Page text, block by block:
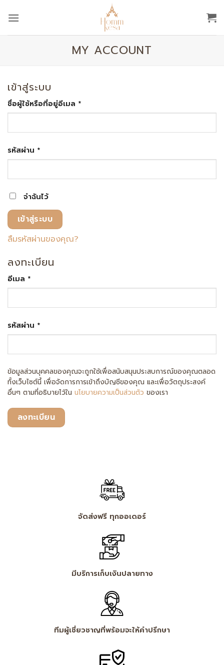
MY ACCOUNT
เข้าสู่ระบบ
ชื่อผู้ใช้หรือที่อยู่อีเมล *ต้องการ
รหัสผ่าน *ต้องการ
จำฉันไว้
เข้าสู่ระบบ
ลืมรหัสผ่านของคุณ?
ลงทะเบียน
อีเมล *ต้องการ
รหัสผ่าน *ต้องการ
ข้อมูลส่วนบุคคลของคุณจะถูกใช้เพื่อสนับสนุนประสบการณ์ของคุณตลอด
ทั้งเว็บไซต์นี้ เพื่อจัดการการเข้าถึงบัญชีของคุณ และเพื่อวัตถุประสงค์
อื่นๆ ตามที่อธิบายไว้ใน นโยบายความเป็นส่วนตัว ของเรา
ลงทะเบียน
จัดส่งฟรี ทุกออเดอร์
มีบริการเก็บเงินปลายทาง
ทีมผู้เชี่ยวชาญที่พร้อมจะให้คำปรึกษา